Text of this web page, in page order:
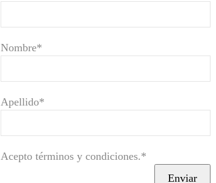
Nombre*
Apellido*
Acepto términos y condiciones.*